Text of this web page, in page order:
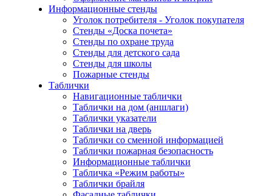
Информационные стенды
Уголок потребителя - Уголок покупателя
Стенды «Доска почета»
Стенды по охране труда
Стенды для детского сада
Стенды для школы
Пожарные стенды
Таблички
Навигационные таблички
Таблички на дом (аншлаги)
Таблички указатели
Таблички на дверь
Таблички со сменной информацией
Таблички пожарная безопасность
Информационные таблички
Табличка «Режим работы»
Таблички брайля